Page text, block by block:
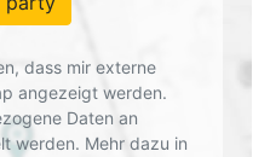
dass mir externe
angezeigt werden.
Daten an
werden. Mehr dazu in